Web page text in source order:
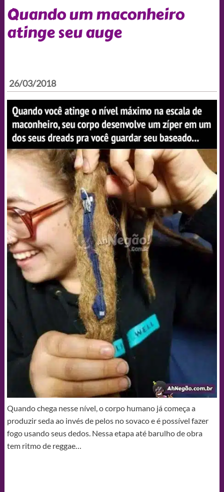
Quando um maconheiro
atinge seu auge
26/03/2018
Quando chega nesse nível, o corpo humano já começa a
produzir seda ao invés de pelos no sovaco e é possível fazer
fogo usando seus dedos. Nessa etapa até barulho de obra
tem ritmo de reggae…